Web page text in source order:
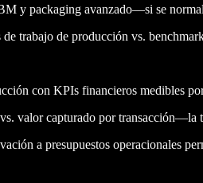
y packaging avanzado—si se
trabajo de producción vs.
con KPIs financieros medibles
valor capturado por transacción—la
a presupuestos operacionales